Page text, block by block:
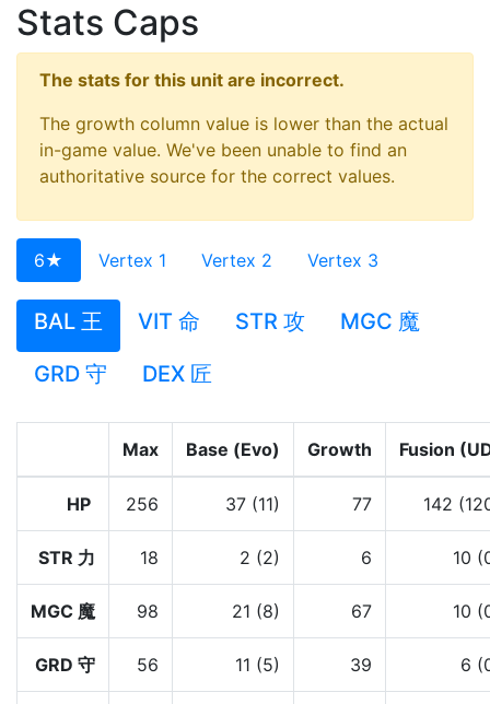
Stats Caps
The stats for this unit are incorrect.
The growth column value is lower than the actual
in-game value. We've been unable to find an
authoritative source for the correct values.
6★ Vertex 1 Vertex 2 Vertex 3
BAL 王 VIT 命 STR 攻
MGC 魔
GRD 守
DEX 匠
Max Base (Evo) Growth Fusion
HP 256 37 (11) 77 142
STR 力 18 2 (2) 6 10
MGC 魔 98 21 (8) 67 10
GRD 守 56 11 (5) 39 6